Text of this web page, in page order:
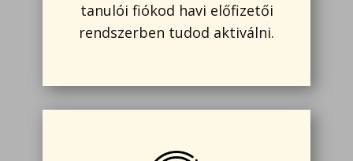
tanulói fiókod havi előfizetői
rendszerben tudod aktiválni.